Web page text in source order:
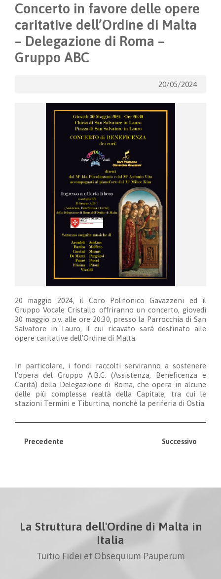
Concerto in favore delle opere
caritative dell’Ordine di Malta
– Delegazione di Roma –
Gruppo ABC
20/05/2024
20 maggio 2024, il Coro Polifonico Gavazzeni ed il
Gruppo Vocale Cristallo offriranno un concerto, giovedì
30 maggio p.v. alle ore 20:30, presso la Parrocchia di San
Salvatore in Lauro, il cui ricavato sarà destinato alle
opere caritative dell’Ordine di Malta.
In particolare, i fondi raccolti serviranno a sostenere
l’opera del Gruppo A.B.C. (Assistenza, Beneficenza e
Carità) della Delegazione di Roma, che opera in alcune
delle più complesse realtà della Capitale, tra cui le
stazioni Termini e Tiburtina, nonché la periferia di Ostia.
Precedente Successivo
La Struttura dell'Ordine di Malta in
Italia
Tuitio Fidei et Obsequium Pauperum